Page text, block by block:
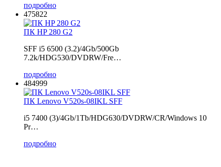
подробно
475822
ПК HP 280 G2
SFF i5 6500 (3.2)/4Gb/500Gb
7.2k/HDG530/DVDRW/Fre…
подробно
484999
ПК Lenovo V520s-08IKL SFF
i5 7400 (3)/4Gb/1Tb/HDG630/DVDRW/CR/Windows 10
Pr…
подробно